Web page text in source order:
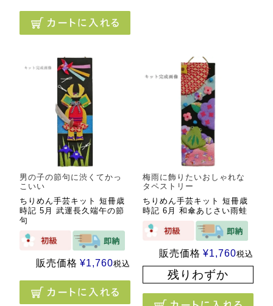
男の子の節句に渋くてかっ
こいい
ちりめん手芸キット 短冊歳
時記 5月 武運長久端午の節
句
販売価格 ¥1,760税込
梅雨に飾りたいおしゃれな
タペストリー
ちりめん手芸キット 短冊歳
時記 6月 和傘あじさい雨蛙
販売価格 ¥1,760税込
残りわずか